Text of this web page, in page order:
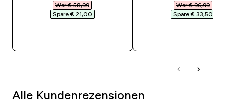
War € 58,99‎
Spare € 21,00‎
War € 96,99‎
Spare € 33,50‎
Alle Kundenrezensionen